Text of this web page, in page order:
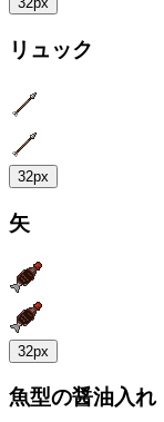
リュック
32px
矢
32px
魚型の醤油入れ